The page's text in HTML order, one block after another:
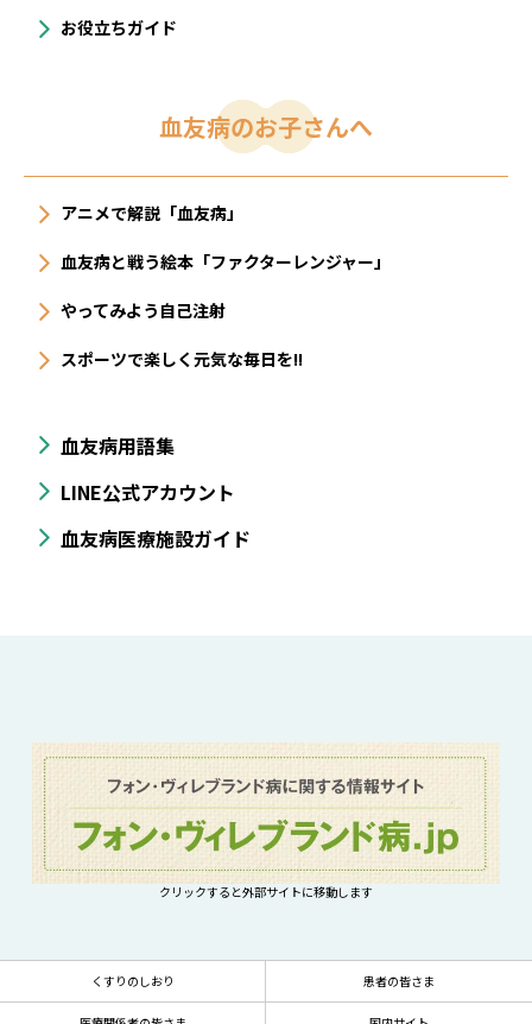
お役立ちガイド
血友病のお子さんへ
アニメで解説「血友病」
血友病と戦う絵本「ファクターレンジャー」
やってみよう自己注射
スポーツで楽しく元気な毎日を!!
血友病用語集
LINE公式アカウント
血友病医療施設ガイド
クリックすると外部サイトに移動します
くすりのしおり 患者の皆さま